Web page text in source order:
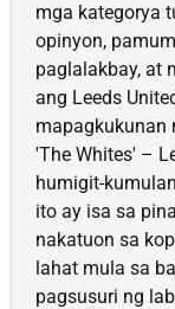
mga kategorya
opinyon,
paglalakbay, at
ang Leeds
mapagkukunan
'The Whites' –
humigit-
ito ay isa sa
nakatuon sa
lahat mula sa
pagsusuri ng